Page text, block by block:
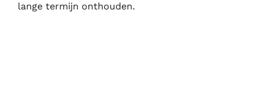
lange termijn onthouden.